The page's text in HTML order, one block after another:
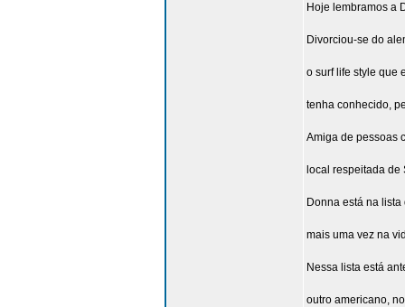
Hoje lembramos a
Divorciou-se do
o surf life style que
tenha conhecido,
Amiga de pessoas
local respeitada
Donna está na
mais uma vez na
Nessa lista está
outro americano,